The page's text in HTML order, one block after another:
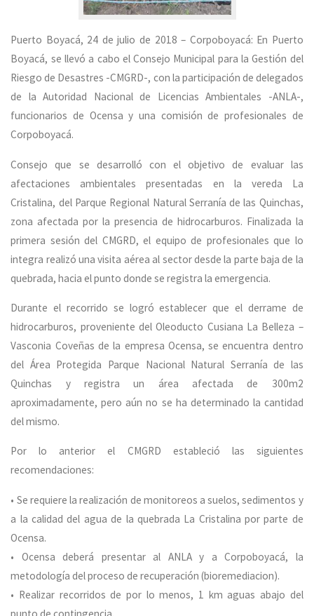
Puerto Boyacá, 24 de julio de 2018 – Corpoboyacá: En Puerto
Boyacá, se llevó a cabo el Consejo Municipal para la Gestión del
Riesgo de Desastres -CMGRD-, con la participación de delegados
de la Autoridad Nacional de Licencias Ambientales -ANLA-,
funcionarios de Ocensa y una comisión de profesionales de
Corpoboyacá.
Consejo que se desarrolló con el objetivo de evaluar las
afectaciones ambientales presentadas en la vereda La
Cristalina, del Parque Regional Natural Serranía de las Quinchas,
zona afectada por la presencia de hidrocarburos. Finalizada la
primera sesión del CMGRD, el equipo de profesionales que lo
integra realizó una visita aérea al sector desde la parte baja de la
quebrada, hacia el punto donde se registra la emergencia.
Durante el recorrido se logró establecer que el derrame de
hidrocarburos, proveniente del Oleoducto Cusiana La Belleza –
Vasconia Coveñas de la empresa Ocensa, se encuentra dentro
del Área Protegida Parque Nacional Natural Serranía de las
Quinchas y registra un área afectada de 300m2
aproximadamente, pero aún no se ha determinado la cantidad
del mismo.
Por lo anterior el CMGRD estableció las siguientes
recomendaciones:
• Se requiere la realización de monitoreos a suelos, sedimentos y
a la calidad del agua de la quebrada La Cristalina por parte de
Ocensa.
• Ocensa deberá presentar al ANLA y a Corpoboyacá, la
metodología del proceso de recuperación (bioremediacion).
• Realizar recorridos de por lo menos, 1 km aguas abajo del
punto de contingencia.